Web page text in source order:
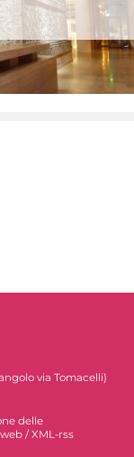
via Tomacelli)
delle
/ XML-rss